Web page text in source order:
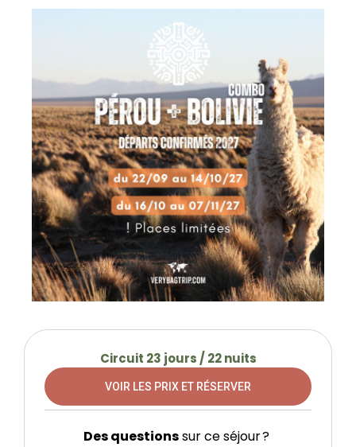
Circuit 23 jours / 22 nuits
VOIR LES PRIX ET RÉSERVER
Des questionssur ce séjour ?